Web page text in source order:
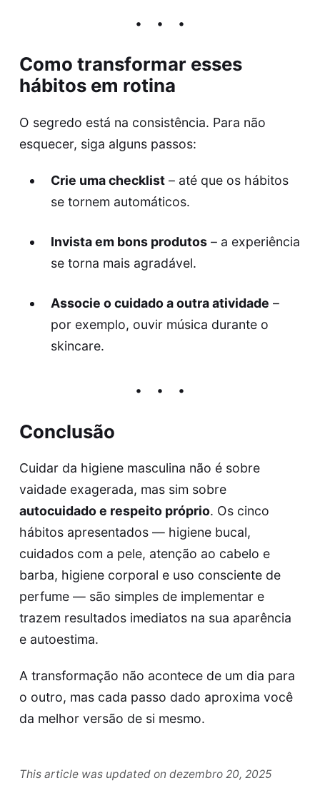
Como transformar esses
hábitos em rotina
O segredo está na consistência. Para não
esquecer, siga alguns passos:
Crie uma checklist– até que os hábitos
se tornem automáticos.
Invista em bons produtos– a experiência
se torna mais agradável.
Associe o cuidado a outra atividade –
por exemplo, ouvir música durante o
skincare.
Conclusão
Cuidar da higiene masculina não é sobre
vaidade exagerada, mas sim sobre
autocuidado e respeito próprio. Os cinco
hábitos apresentados — higiene bucal,
cuidados com a pele, atenção ao cabelo e
barba, higiene corporal e uso consciente de
perfume — são simples de implementar e
trazem resultados imediatos na sua aparência
e autoestima.
A transformação não acontece de um dia para
o outro, mas cada passo dado aproxima você
da melhor versão de si mesmo.
This article was updated on dezembro 20, 2025